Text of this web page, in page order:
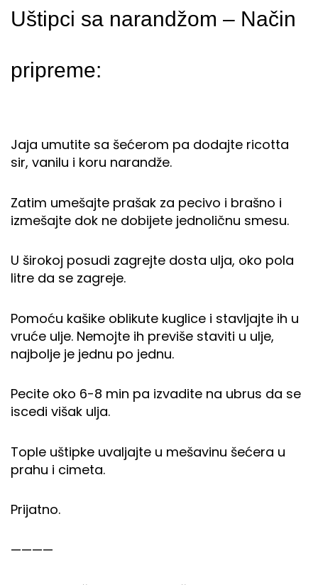
Uštipci sa narandžom – Način
pripreme:
Jaja umutite sa šećerom pa dodajte ricotta
sir, vanilu i koru narandže.
Zatim umešajte prašak za pecivo i brašno i
izmešajte dok ne dobijete jednoličnu smesu.
U širokoj posudi zagrejte dosta ulja, oko pola
litre da se zagreje.
Pomoću kašike oblikute kuglice i stavljajte ih u
vruće ulje. Nemojte ih previše staviti u ulje,
najbolje je jednu po jednu.
Pecite oko 6-8 min pa izvadite na ubrus da se
iscedi višak ulja.
Tople uštipke uvaljajte u mešavinu šećera u
prahu i cimeta.
Prijatno.
————